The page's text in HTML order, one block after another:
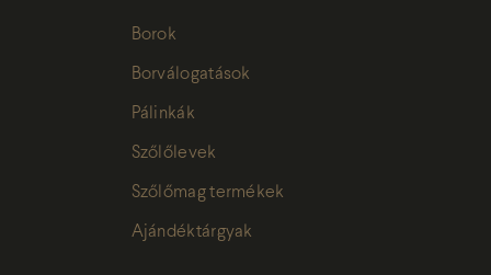
Borok
Borválogatások
Pálinkák
Szőlőlevek
Szőlőmag termékek
Ajándéktárgyak